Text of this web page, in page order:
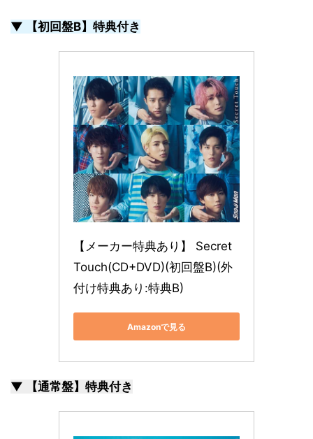
▼ 【初回盤B】特典付き
【メーカー特典あり】 Secret
Touch(CD+DVD)(初回盤B)(外
付け特典あり:特典B)
Amazonで見る
▼ 【通常盤】特典付き